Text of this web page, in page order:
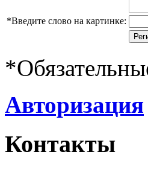
*Введите слово на картинке:
*
Авторизация
Контакты